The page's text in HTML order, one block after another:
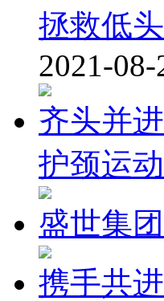
拯救低
2021-08-
齐头并
护颈运
盛世集
携手共